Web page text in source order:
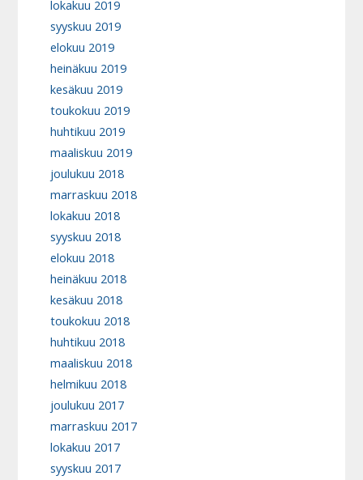
lokakuu 2019
syyskuu 2019
elokuu 2019
heinäkuu 2019
kesäkuu 2019
toukokuu 2019
huhtikuu 2019
maaliskuu 2019
joulukuu 2018
marraskuu 2018
lokakuu 2018
syyskuu 2018
elokuu 2018
heinäkuu 2018
kesäkuu 2018
toukokuu 2018
huhtikuu 2018
maaliskuu 2018
helmikuu 2018
joulukuu 2017
marraskuu 2017
lokakuu 2017
syyskuu 2017